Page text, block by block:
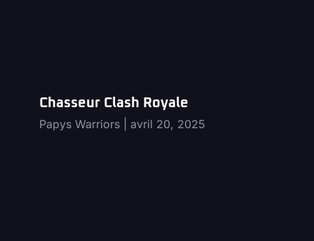
Chasseur Clash Royale
Papys Warriors
avril 20, 2025